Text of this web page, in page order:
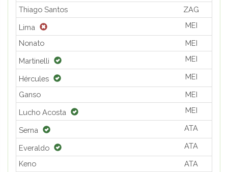
Thiago Santos ZAG
Lima MEI
Nonato MEI
Martinelli MEI
Hércules MEI
Ganso MEI
Lucho Acosta MEI
Serna ATA
Everaldo ATA
Keno
ATA